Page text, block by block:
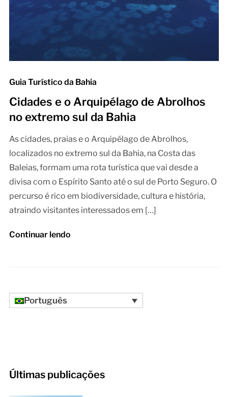
Guia Turístico da Bahia
Cidades e o Arquipélago de Abrolhos
no extremo sul da Bahia
As cidades, praias e o Arquipélago de Abrolhos,
localizados no extremo sul da Bahia, na Costa das
Baleias, formam uma rota turística que vai desde a
divisa com o Espírito Santo até o sul de Porto Seguro. O
percurso é rico em biodiversidade, cultura e história,
atraindo visitantes interessados em […]
Continuar lendo
Português
Últimas publicações